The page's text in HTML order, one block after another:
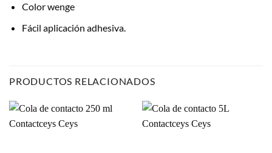
Color wenge
Fácil aplicación adhesiva.
PRODUCTOS RELACIONADOS